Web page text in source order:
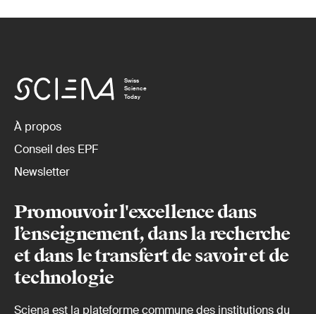
Swiss
Science
Today
À propos
Conseil des EPF
Newsletter
Promouvoir l'excellence dans
l’enseignement, dans la recherche
et dans le transfert de savoir et de
technologie
Sciena est la plateforme commune des institutions du